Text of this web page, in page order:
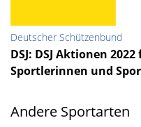
Deutscher Schützenbund
DSJ: DSJ Aktionen
Sportlerinnen und
Andere Sportarten